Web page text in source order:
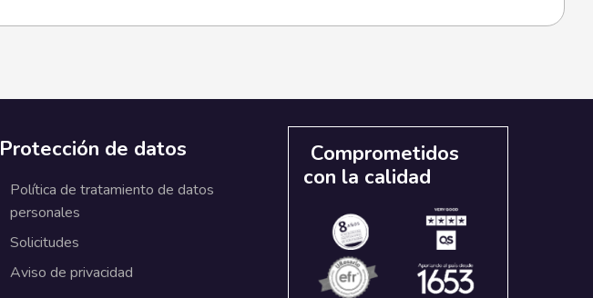
Protección de datos
Política de tratamiento de datos
personales
Solicitudes
Aviso de privacidad
Comprometidos
con la calidad